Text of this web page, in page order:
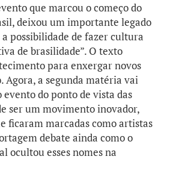
que marcou o começo do
deixou um importante legado
a possibilidade de fazer cultura
de brasilidade”. O texto
para enxergar novos
Agora, a segunda matéria vai
do ponto de vista das
ser um movimento inovador,
ficaram marcadas como artistas
debate ainda como o
ocultou esses nomes na